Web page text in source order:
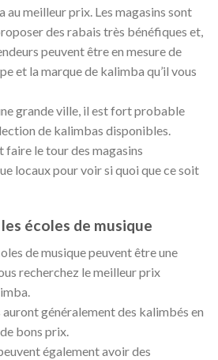
meilleur prix. Les magasins sont
des rabais très bénéfiques et,
peuvent être en mesure de
et la marque de kalimba qu’il vous
grande ville, il est fort probable
de kalimbas disponibles.
faire le tour des magasins
locaux pour voir si quoi que ce soit
écoles de musique
de musique peuvent être une
recherchez le meilleur prix
généralement des kalimbés en
bons prix.
également avoir des